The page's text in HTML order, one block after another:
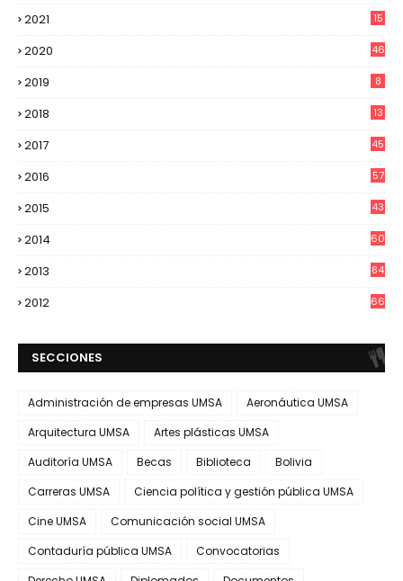
2021 15
2020 46
2019 8
2018 13
2017 45
2016 57
2015 43
2014 60
2013 84
2012 66
SECCIONES
Administración de empresas UMSA
Aeronáutica UMSA
Arquitectura UMSA
Artes plásticas UMSA
Auditoría UMSA
Becas Biblioteca
Bolivia
Carreras UMSA
Ciencia política y gestión pública UMSA
Cine UMSA
Comunicación social UMSA
Contaduría pública UMSA
Convocatorias